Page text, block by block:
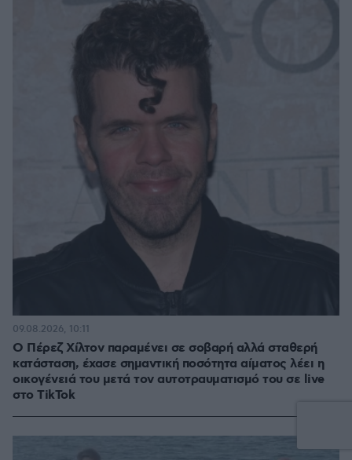
Ο Πέρεζ Χίλτον παραμένει σε σοβαρή αλλά σταθερή
κατάσταση, έχασε σημαντική ποσότητα αίματος λέει η
οικογένειά του μετά τον αυτοτραυματισμό του σε live
στο TikTok
09.08.2026, 10:11